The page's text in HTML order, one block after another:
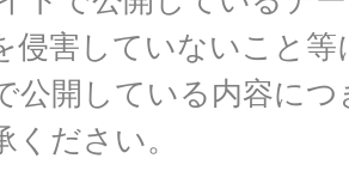
侵害していないこと
公開している内容に
ください。